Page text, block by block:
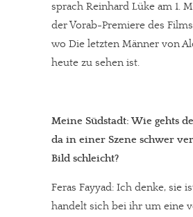
sprach Reinhard Lüke am 1.
der Vorab-Premiere des
wo Die letzten Männer von
heute zu sehen ist.
Meine Südstadt: Wie gehts
da in einer Szene schwer
Bild schleicht?
Feras Fayyad: Ich denke, sie
handelt sich bei ihr um eine